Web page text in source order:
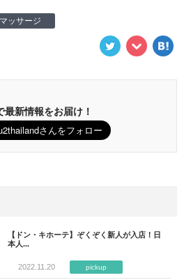
マッサージ
新情報をお届け！
【ドン・キホーテ】ぞくぞく新人が入店！日
本人...
2022.11.20 pickup